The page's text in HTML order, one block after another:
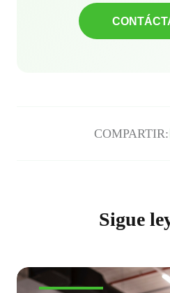
COMPARTIR:
Sigue